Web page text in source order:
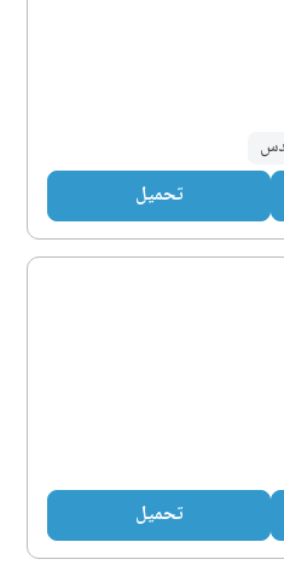
تحميل
تحميل